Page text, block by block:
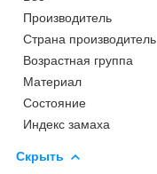
Производитель
Страна производитель
Возрастная группа
Материал
Состояние
Индекс замаха
Скрыть